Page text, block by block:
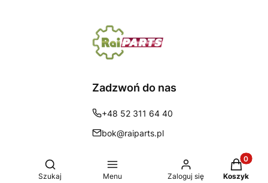
Zadzwoń do nas
+48 52 311 64 40
bok@raiparts.pl
Otwórz wyszukiwarkę
Szukaj Menu Zaloguj się Koszyk